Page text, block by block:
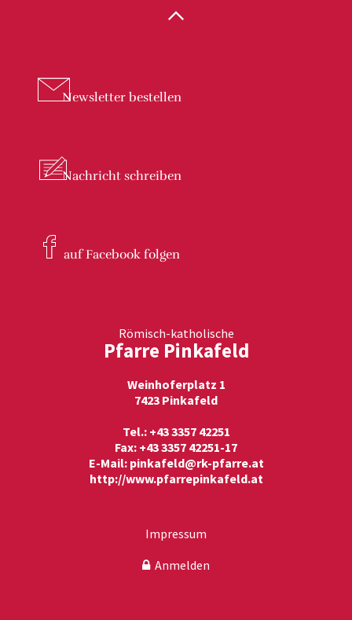
Newsletter bestellen
Nachricht schreiben
auf Facebook folgen
Römisch-katholische
Pfarre Pinkafeld
Weinhoferplatz 1
7423 Pinkafeld
Tel.: +43 3357 42251
Fax: +43 3357 42251-17
E-Mail: pinkafeld@rk-pfarre.at
http://www.pfarrepinkafeld.at
Impressum
Anmelden